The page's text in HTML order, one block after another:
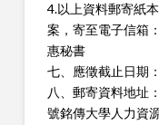
4.以上資料郵寄紙
案，寄至電子信箱
惠秘書
七、應徵截止日期：
八、郵寄資料地址
號銘傳大學人力資